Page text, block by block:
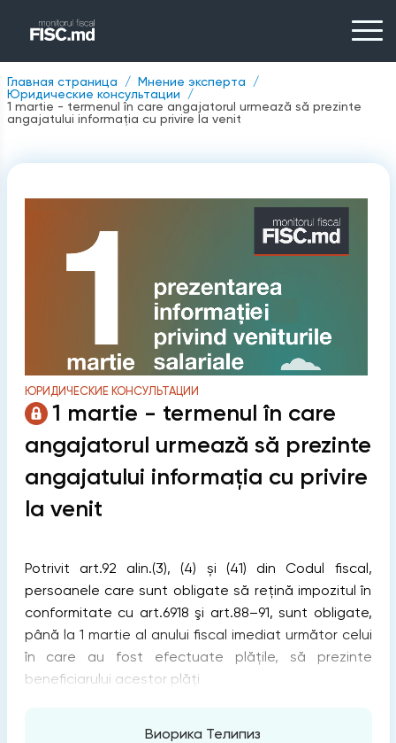
Главная страница
Мнение эксперта
Юридические консультации
1 martie - termenul în care angajatorul urmează să prezinte
angajatului informația cu privire la venit
ЮРИДИЧЕСКИЕ КОНСУЛЬТАЦИИ
1 martie - termenul în care
angajatorul urmează să prezinte
angajatului informația cu privire
la venit
Potrivit art.92 alin.(3), (4) și (41) din Codul fiscal,
persoanele care sunt obligate să reţină impozitul în
conformitate cu art.6918 şi art.88–91, sunt obligate,
până la 1 martie al anului fiscal imediat următor celui
în care au fost efectuate plăţile, să prezinte
beneficiarului acestor plăţi
Виорика Телипиз